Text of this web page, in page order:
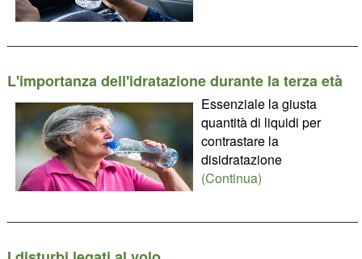
L'importanza dell'idratazione durante la terza età
Essenziale la giusta
quantità di liquidi per
contrastare la
disidratazione
(Continua)